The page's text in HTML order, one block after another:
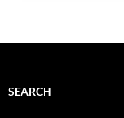
SEARCH